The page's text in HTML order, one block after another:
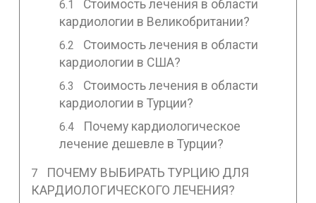
Стоимость лечения в области
кардиологии в Великобритании?
Стоимость лечения в области
кардиологии в США?
Стоимость лечения в области
кардиологии в Турции?
Почему кардиологическое
лечение дешевле в Турции?
ПОЧЕМУ ВЫБИРАТЬ ТУРЦИЮ ДЛЯ
КАРДИОЛОГИЧЕСКОГО ЛЕЧЕНИЯ?